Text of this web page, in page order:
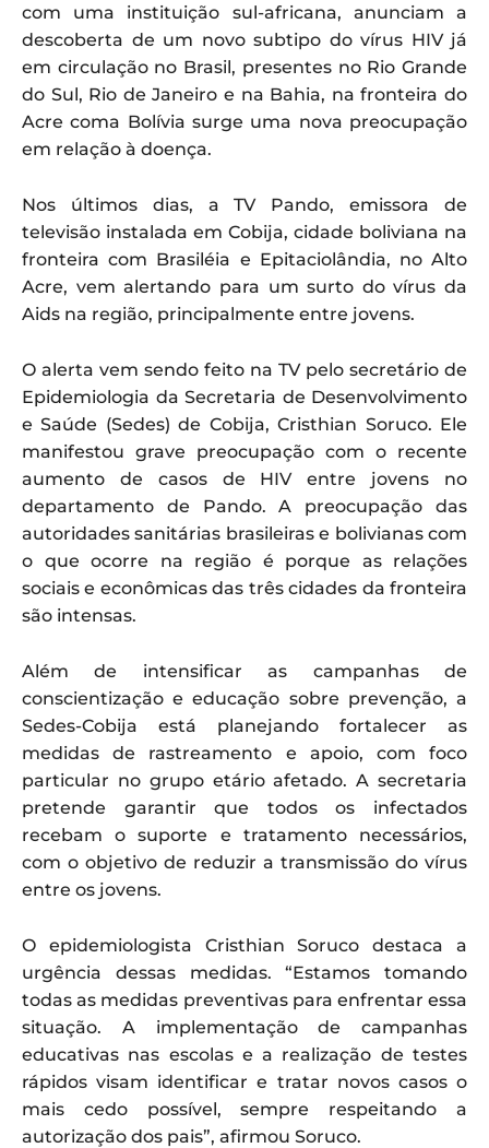
com uma instituição sul-africana, anunciam a
descoberta de um novo subtipo do vírus HIV já
em circulação no Brasil, presentes no Rio Grande
do Sul, Rio de Janeiro e na Bahia, na fronteira do
Acre coma Bolívia surge uma nova preocupação
em relação à doença.
Nos últimos dias, a TV Pando, emissora de
televisão instalada em Cobija, cidade boliviana na
fronteira com Brasiléia e Epitaciolândia, no Alto
Acre, vem alertando para um surto do vírus da
Aids na região, principalmente entre jovens.
O alerta vem sendo feito na TV pelo secretário de
Epidemiologia da Secretaria de Desenvolvimento
e Saúde (Sedes) de Cobija, Cristhian Soruco. Ele
manifestou grave preocupação com o recente
aumento de casos de HIV entre jovens no
departamento de Pando. A preocupação das
autoridades sanitárias brasileiras e bolivianas com
o que ocorre na região é porque as relações
sociais e econômicas das três cidades da fronteira
são intensas.
Além de intensificar as campanhas de
conscientização e educação sobre prevenção, a
Sedes-Cobija está planejando fortalecer as
medidas de rastreamento e apoio, com foco
particular no grupo etário afetado. A secretaria
pretende garantir que todos os infectados
recebam o suporte e tratamento necessários,
com o objetivo de reduzir a transmissão do vírus
entre os jovens.
O epidemiologista Cristhian Soruco destaca a
urgência dessas medidas. “Estamos tomando
todas as medidas preventivas para enfrentar essa
situação. A implementação de campanhas
educativas nas escolas e a realização de testes
rápidos visam identificar e tratar novos casos o
mais cedo possível, sempre respeitando a
autorização dos pais”, afirmou Soruco.